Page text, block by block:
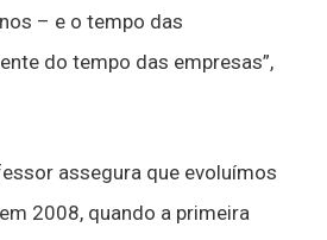
– e o tempo das
do tempo das empresas”,
assegura que evoluímos
2008, quando a primeira